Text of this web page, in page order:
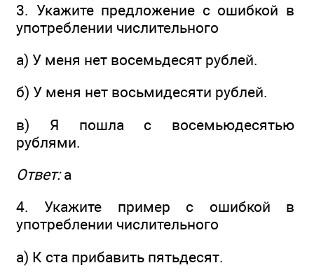
3. Укажите предложение с ошибкой в
употреблении числительного
а) У меня нет восемьдесят рублей.
б) У меня нет восьмидесяти рублей.
в) Я пошла с восемьюдесятью
рублями.
Ответ:а
4. Укажите пример с ошибкой в
употреблении числительного
а) К ста прибавить пятьдесят.